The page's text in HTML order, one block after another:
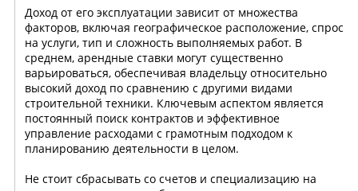
Доход от его эксплуатации зависит от множества
факторов, включая географическое расположение, спрос
на услуги, тип и сложность выполняемых работ. В
среднем, арендные ставки могут существенно
варьироваться, обеспечивая владельцу относительно
высокий доход по сравнению с другими видами
строительной техники. Ключевым аспектом является
постоянный поиск контрактов и эффективное
управление расходами с грамотным подходом к
планированию деятельности в целом.
Не стоит сбрасывать со счетов и специализацию на